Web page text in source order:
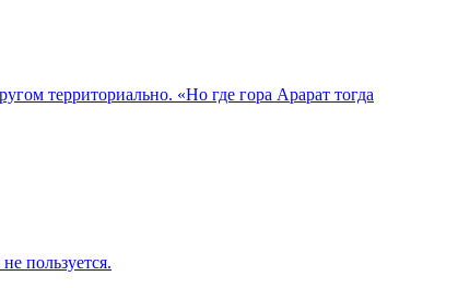
территориально. «Но где гора Арарат тогда
пользуется.